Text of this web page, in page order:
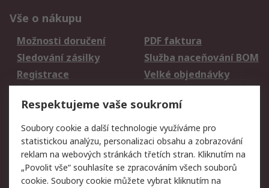
Vše o nákupu
Možnosti doručení
PDF faktura
Sledování zásilky
Služba naceňování BOM
Registrace
Velké objednávky
Právní
Autorská práva
Obchodní podmínky
společnosti RS
Prohlášení o ochraně
Zabezpečení
Respektujeme vaše soukromí
Soubory cookie a další technologie využíváme pro
statistickou analýzu, personalizaci obsahu a zobrazování
reklam na webových stránkách třetích stran. Kliknutím na
„Povolit vše“ souhlasíte se zpracováním všech souborů
cookie. Soubory cookie můžete vybrat kliknutím na